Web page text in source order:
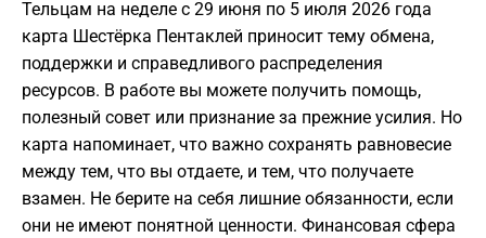
Тельцам на неделе с 29 июня по 5 июля 2026 года
карта Шестёрка Пентаклей приносит тему обмена,
поддержки и справедливого распределения
ресурсов. В работе вы можете получить помощь,
полезный совет или признание за прежние усилия. Но
карта напоминает, что важно сохранять равновесие
между тем, что вы отдаете, и тем, что получаете
взамен. Не берите на себя лишние обязанности, если
они не имеют понятной ценности. Финансовая сфера